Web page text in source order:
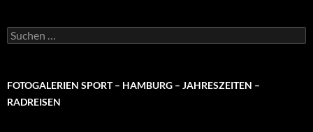
Suchen
nach:
FOTOGALERIEN SPORT – HAMBURG – JAHRESZEITEN –
RADREISEN